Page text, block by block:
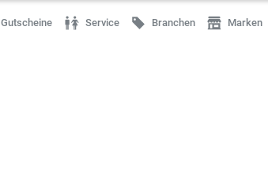
Gutscheine Service Branchen Marken